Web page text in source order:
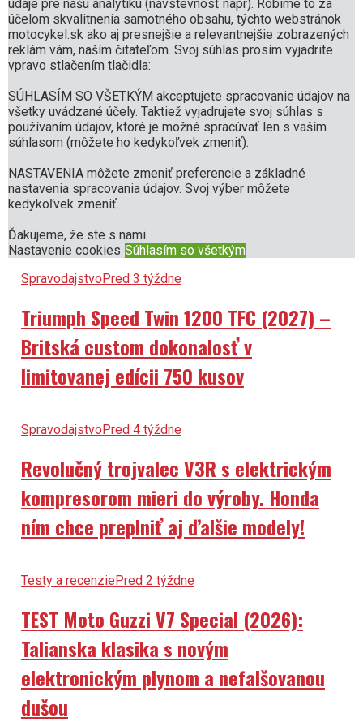
Honda CUV e: – Oplatí sa už presedlať
na mestskú elektriku?
Testy a recenziePred 4 týždne
TEST Ducati Monster Plus (6.
generácia): Nečakané rande s
naháčom, ktorý vám okamžite ukradne
srdce
SpravodajstvoPred 3 týždne
Triumph Speed Twin 1200 TFC (2027) –
Britská custom dokonalosť v
limitovanej edícii 750 kusov
SpravodajstvoPred 4 týždne
Revolučný trojvalec V3R s elektrickým
kompresorom mieri do výroby. Honda
ním chce preplniť aj ďalšie modely!
Testy a recenziePred 2 týždne
TEST Moto Guzzi V7 Special (2026):
Talianska klasika s novým
elektronickým plynom a nefalšovanou
dušou
údaje pre našu analytiku (návstevnosť napr). Robíme to za
účelom skvalitnenia samotného obsahu, týchto webstránok
motocykel.sk ako aj presnejšie a relevantnejšie zobrazených
reklám vám, naším čitateľom. Svoj súhlas prosím vyjadrite
vpravo stlačením tlačidla:
SÚHLASÍM SO VŠETKÝM akceptujete spracovanie údajov na
všetky uvádzané účely. Taktiež vyjadrujete svoj súhlas s
používaním údajov, ktoré je možné spracúvať len s vaším
súhlasom (môžete ho kedykoľvek zmeniť).
NASTAVENIA môžete zmeniť preferencie a základné
nastavenia spracovania údajov. Svoj výber môžete
kedykoľvek zmeniť.
Ďakujeme, že ste s nami.
Nastavenie cookies Súhlasím so všetkým